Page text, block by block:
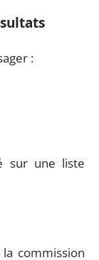
:
sur une liste
commission